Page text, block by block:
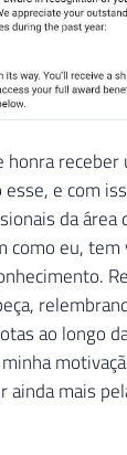
honra
e com
da área
como eu, tem
ao longo
mais